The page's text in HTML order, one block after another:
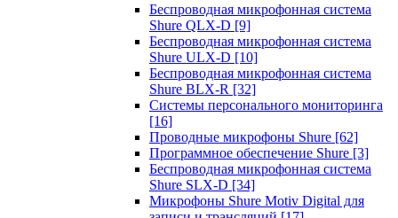
Беспроводная микрофонная система
Shure QLX-D [9]
Беспроводная микрофонная система
Shure ULX-D [10]
Беспроводная микрофонная система
Shure BLX-R [32]
Системы персонального мониторинга
[16]
Проводные микрофоны Shure [62]
Программное обеспечение Shure [3]
Беспроводная микрофонная система
Shure SLX-D [34]
Микрофоны Shure Motiv Digital для